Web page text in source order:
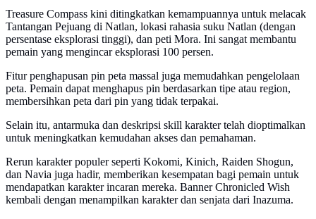
Treasure Compass kini ditingkatkan kemampuannya untuk melacak
Tantangan Pejuang di Natlan, lokasi rahasia suku Natlan (dengan
persentase eksplorasi tinggi), dan peti Mora. Ini sangat membantu
pemain yang mengincar eksplorasi 100 persen.
Fitur penghapusan pin peta massal juga memudahkan pengelolaan
peta. Pemain dapat menghapus pin berdasarkan tipe atau region,
membersihkan peta dari pin yang tidak terpakai.
Selain itu, antarmuka dan deskripsi skill karakter telah dioptimalkan
untuk meningkatkan kemudahan akses dan pemahaman.
Rerun karakter populer seperti Kokomi, Kinich, Raiden Shogun,
dan Navia juga hadir, memberikan kesempatan bagi pemain untuk
mendapatkan karakter incaran mereka. Banner Chronicled Wish
kembali dengan menampilkan karakter dan senjata dari Inazuma.